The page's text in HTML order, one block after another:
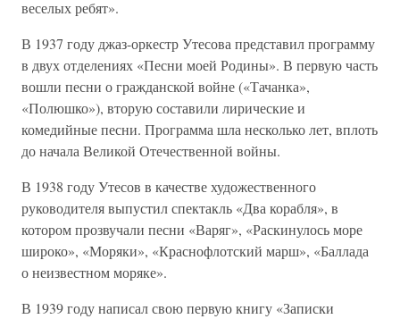
веселых ребят».
В 1937 году джаз-оркестр Утесова представил программу
в двух отделениях «Песни моей Родины». В первую часть
вошли песни о гражданской войне («Тачанка»,
«Полюшко»), вторую составили лирические и
комедийные песни. Программа шла несколько лет, вплоть
до начала Великой Отечественной войны.
В 1938 году Утесов в качестве художественного
руководителя выпустил спектакль «Два корабля», в
котором прозвучали песни «Варяг», «Раскинулось море
широко», «Моряки», «Краснофлотский марш», «Баллада
о неизвестном моряке».
В 1939 году написал свою первую книгу «Записки